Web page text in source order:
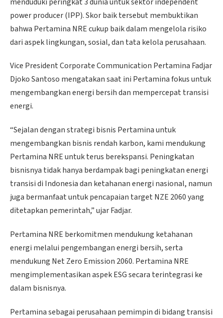
power producer (IPP). Skor baik tersebut membuktikan
bahwa Pertamina NRE cukup baik dalam mengelola risiko
dari aspek lingkungan, sosial, dan tata kelola perusahaan.
Vice President Corporate Communication Pertamina Fadjar
Djoko Santoso mengatakan saat ini Pertamina fokus untuk
mengembangkan energi bersih dan mempercepat transisi
energi.
“Sejalan dengan strategi bisnis Pertamina untuk
mengembangkan bisnis rendah karbon, kami mendukung
Pertamina NRE untuk terus berekspansi. Peningkatan
bisnisnya tidak hanya berdampak bagi peningkatan energi
transisi di Indonesia dan ketahanan energi nasional, namun
juga bermanfaat untuk pencapaian target NZE 2060 yang
ditetapkan pemerintah,” ujar Fadjar.
Pertamina NRE berkomitmen mendukung ketahanan
energi melalui pengembangan energi bersih, serta
mendukung Net Zero Emission 2060. Pertamina NRE
mengimplementasikan aspek ESG secara terintegrasi ke
dalam bisnisnya.
Pertamina sebagai perusahaan pemimpin di bidang transisi